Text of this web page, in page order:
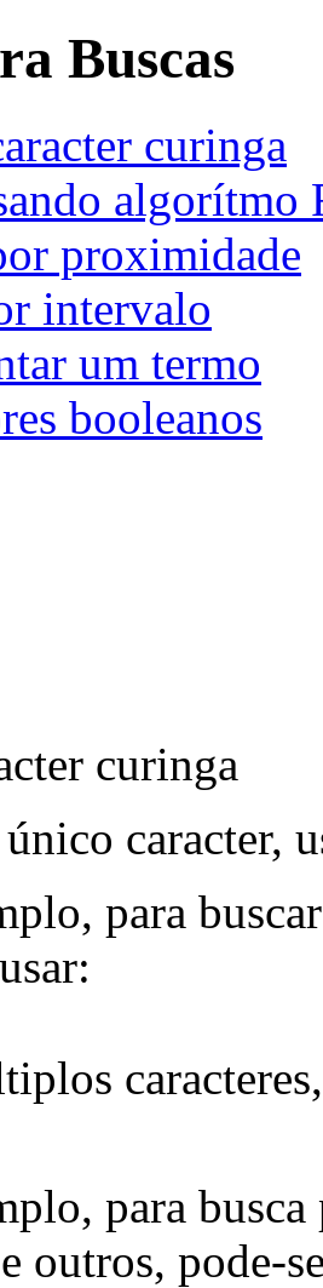
Buscas
curinga
algorítmo
proximidade
intervalo
um termo
booleanos
curinga
caracter,
para
para
outros, pode-